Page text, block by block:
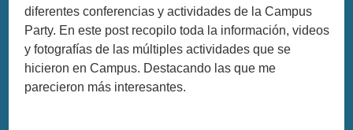
diferentes conferencias y actividades de la Campus
Party. En este post recopilo toda la información, videos
y fotografías de las múltiples actividades que se
hicieron en Campus. Destacando las que me
parecieron más interesantes.